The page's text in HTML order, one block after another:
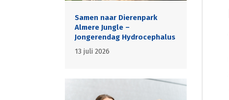
Samen naar Dierenpark
Almere Jungle –
Jongerendag Hydrocephalus
13 juli 2026